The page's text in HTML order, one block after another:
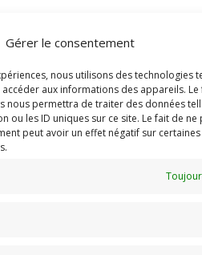
Gérer le consentement
nous utilisons des technologies
aux informations des appareils. Le
nous permettra de traiter des données
ou les ID uniques sur ce site. Le fait de ne
peut avoir un effet négatif sur certaines